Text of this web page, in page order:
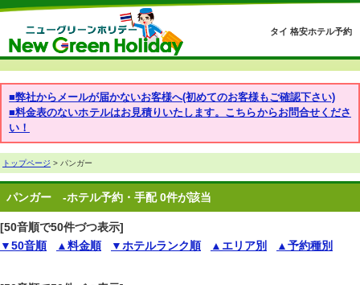
タイ 格安ホテル予約
■弊社からメールが届かないお客様へ(初めてのお客様もご確認下さい)
■料金表のないホテルはお見積りいたします。こちらからお問合せくださ
い！
トップページ > パンガー
パンガー -ホテル予約・手配 0件が該当
[50音順で50件づつ表示]
▼50音順
▲料金順 ▼ホテルランク順 ▲エリア別 ▲予約種別